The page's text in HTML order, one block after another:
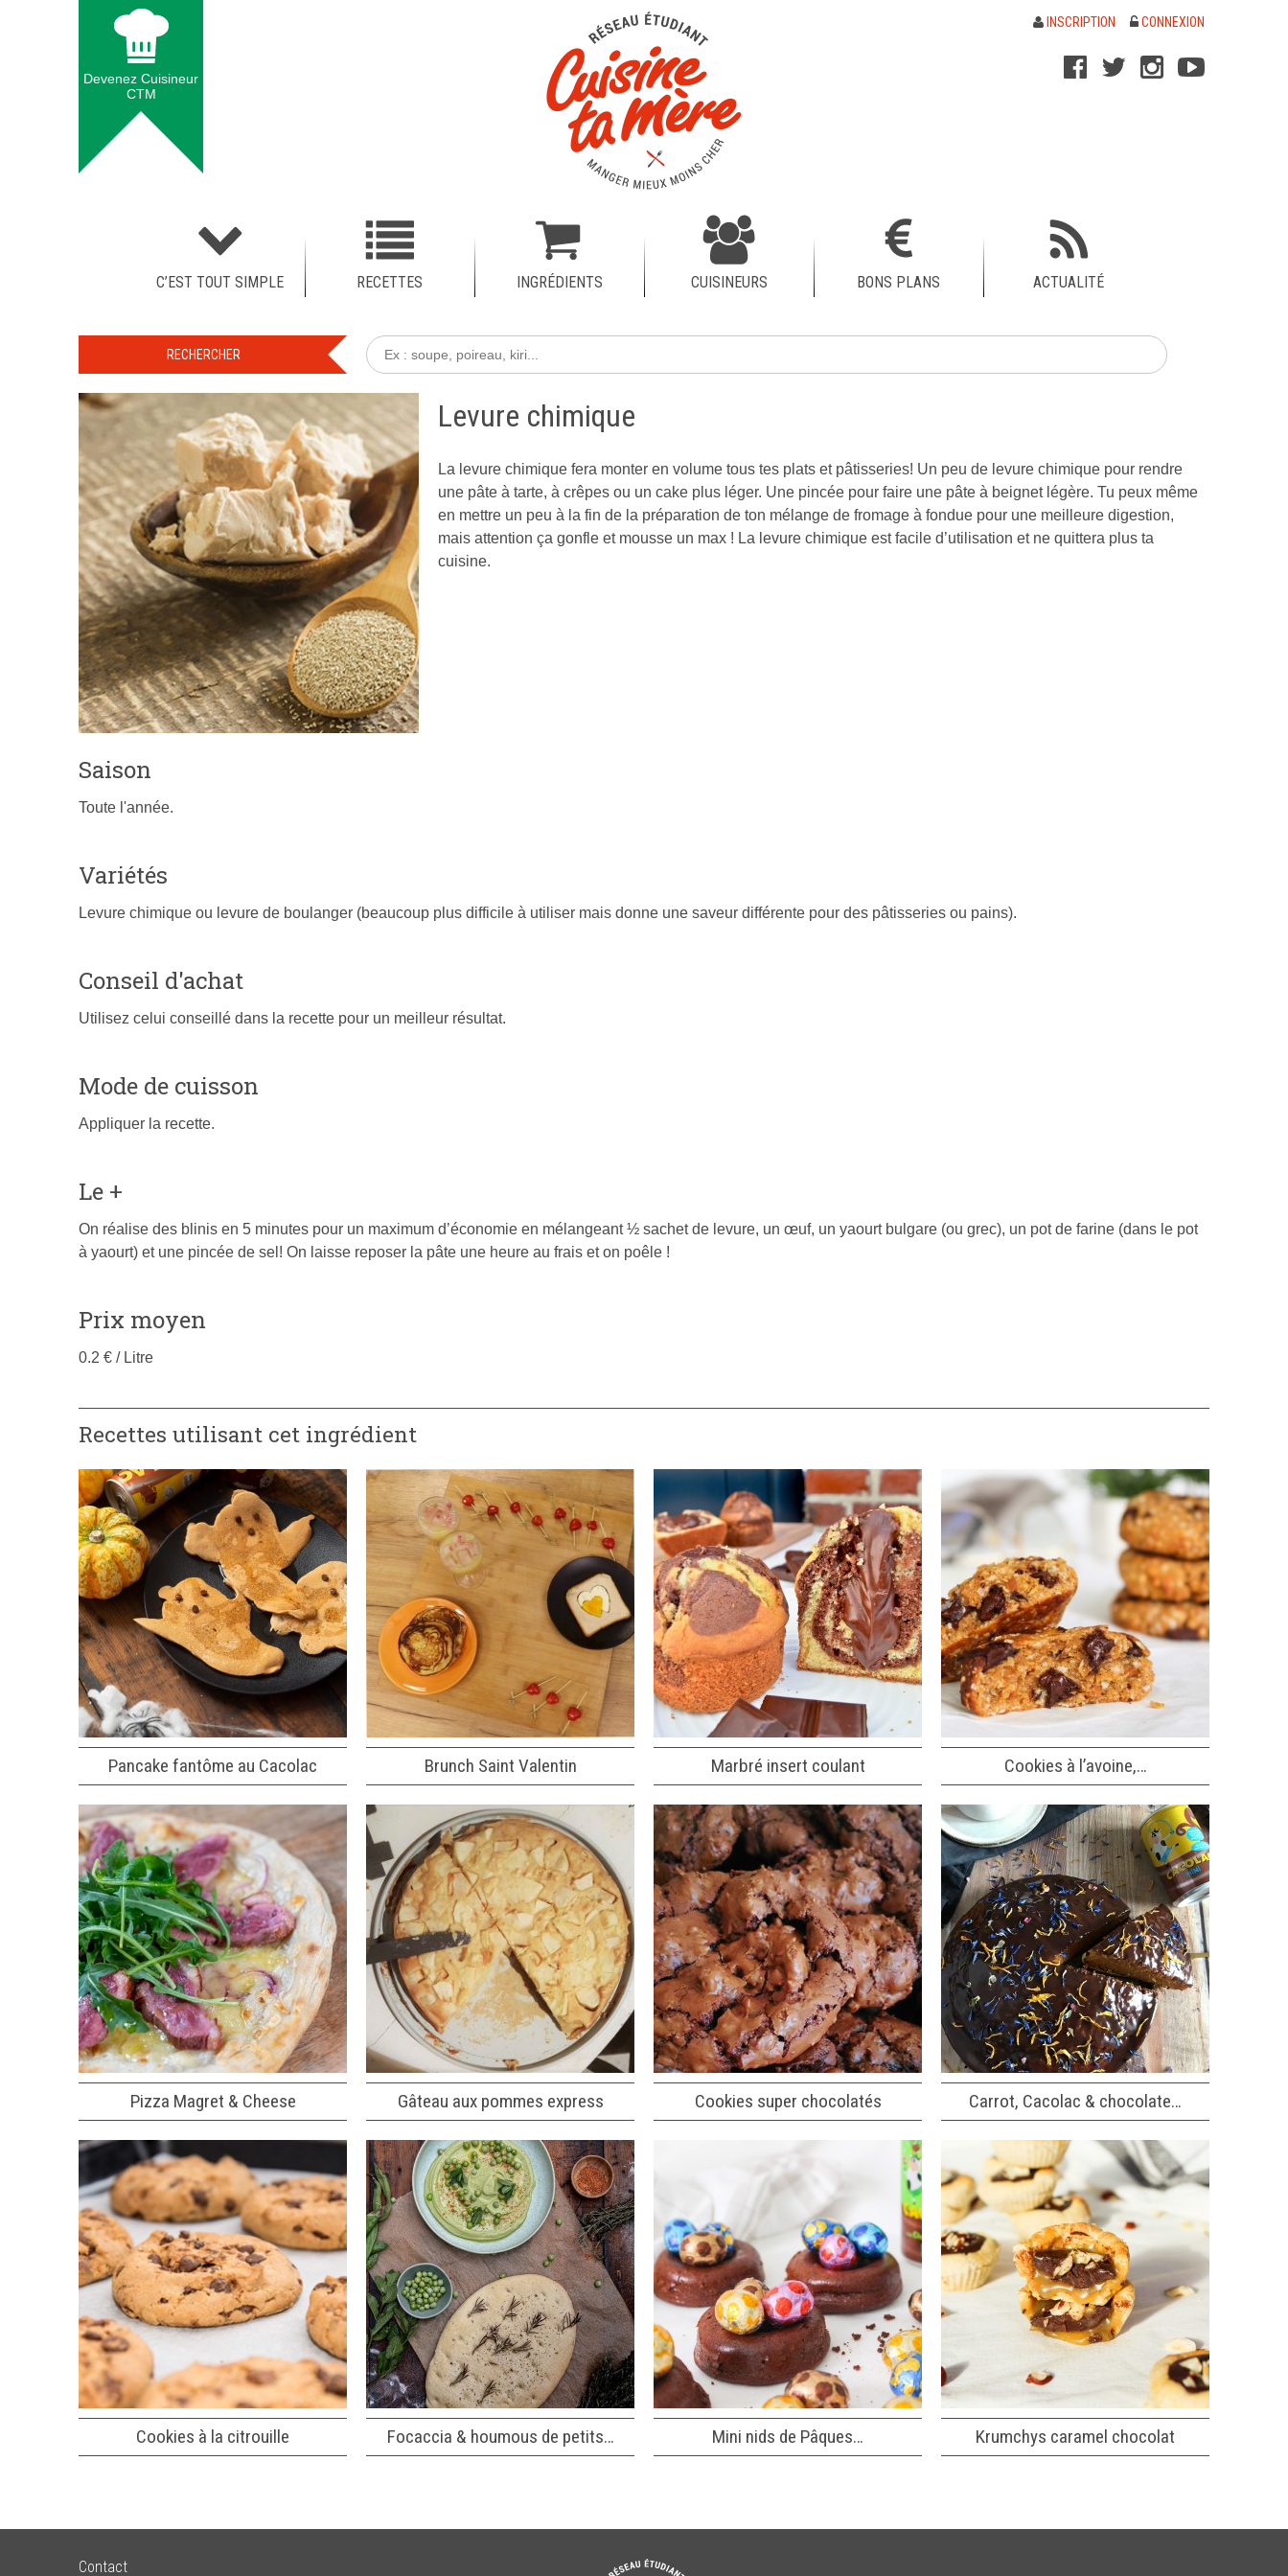
Devenez Cuisineur
CTM
INSCRIPTION CONNEXION
C’EST TOUT SIMPLE RECETTES INGRÉDIENTS CUISINEURS BONS PLANS ACTUALITÉ
Levure chimique
Publié
le
25
février
2015
La levure chimique fera monter en volume tous tes plats et pâtisseries! Un peu de levure chimique pour rendre
une pâte à tarte, à crêpes ou un cake plus léger. Une pincée pour faire une pâte à beignet légère. Tu peux même
en mettre un peu à la fin de la préparation de ton mélange de fromage à fondue pour une meilleure digestion,
mais attention ça gonfle et mousse un max ! La levure chimique est facile d’utilisation et ne quittera plus ta
cuisine.
Saison
Toute l'année.
Variétés
Levure chimique ou levure de boulanger (beaucoup plus difficile à utiliser mais donne une saveur différente pour des pâtisseries ou pains).
Conseil d'achat
Utilisez celui conseillé dans la recette pour un meilleur résultat.
Mode de cuisson
Appliquer la recette.
Le +
On réalise des blinis en 5 minutes pour un maximum d’économie en mélangeant ½ sachet de levure, un œuf, un yaourt bulgare (ou grec), un pot de farine (dans le pot
à yaourt) et une pincée de sel! On laisse reposer la pâte une heure au frais et on poêle !
Prix moyen
0.2 € / Litre
Recettes utilisant cet ingrédient
Pancake fantôme au Cacolac Brunch Saint Valentin Marbré insert coulant Cookies à l’avoine,…
Pizza Magret & Cheese Gâteau aux pommes express Cookies super chocolatés Carrot, Cacolac & chocolate…
Cookies à la citrouille Focaccia & houmous de petits… Mini nids de Pâques… Krumchys caramel chocolat
Contact